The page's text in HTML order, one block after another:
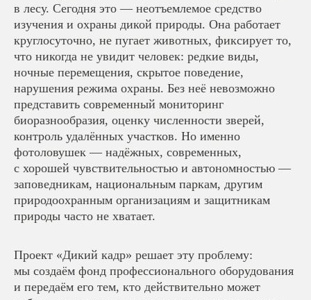
в лесу. Сегодня это — неотъемлемое средство
изучения и охраны дикой природы. Она работает
круглосуточно, не пугает животных, фиксирует то,
что никогда не увидит человек: редкие виды,
ночные перемещения, скрытое поведение,
нарушения режима охраны. Без неё невозможно
представить современный мониторинг
биоразнообразия, оценку численности зверей,
контроль удалённых участков. Но именно
фотоловушек — надёжных, современных,
с хорошей чувствительностью и автономностью —
заповедникам, национальным паркам, другим
природоохранным организациям и защитникам
природы часто не хватает.
Проект «Дикий кадр» решает эту проблему:
мы создаём фонд профессионального оборудования
и передаём его тем, кто действительно может